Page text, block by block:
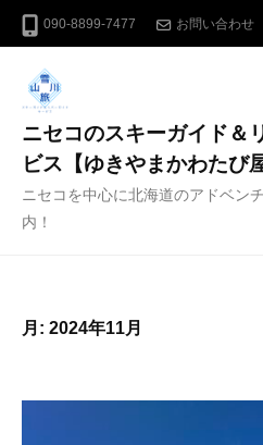
ン
090-8899-7477 お問い合わせ
ニセコのスキーガイド＆
ビス【ゆきやまかわたび
ニセコを中心に北海道のアドベン
内！
月: 2024年11月